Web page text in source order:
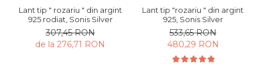
Lant tip " rozariu " din argint
925 rodiat, Sonis Silver
307,45 RON
de la 276,71 RON
Lant tip "rozariu " din argint
925, Sonis Silver
533,65 RON
480,29 RON